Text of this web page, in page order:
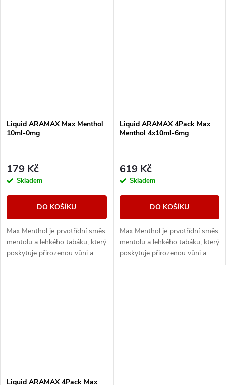
maximální osvěžení.
maximální osvěžení.
Liquid ARAMAX Max Menthol
10ml-0mg
179 Kč
Skladem
DO KOŠÍKU
Max Menthol je prvotřídní směs
mentolu a lehkého tabáku, který
poskytuje přirozenou vůni a
maximální osvěžení.
Liquid ARAMAX 4Pack Max
Menthol 4x10ml-6mg
619 Kč
Skladem
DO KOŠÍKU
Max Menthol je prvotřídní směs
mentolu a lehkého tabáku, který
poskytuje přirozenou vůni a
maximální osvěžení.
Liquid ARAMAX 4Pack Max